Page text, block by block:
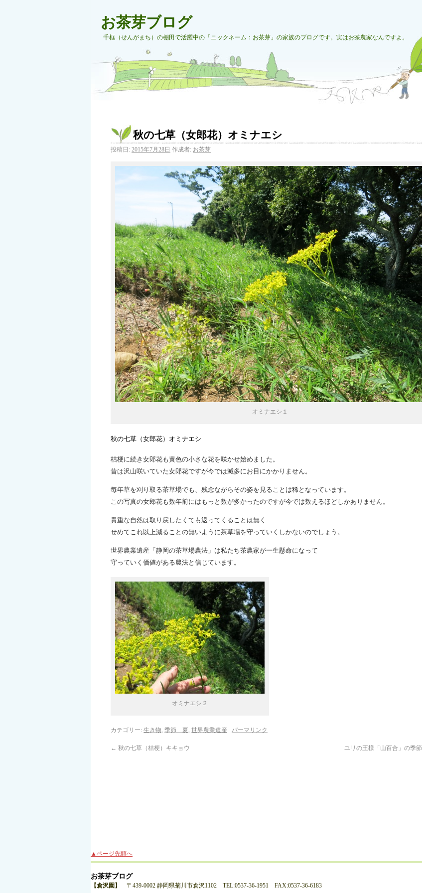
お茶芽ブログ
千框（せんがまち）の棚田で活躍中の「ニックネーム：お茶芽」の家族のブログです。実はお茶農家なんですよ。
秋の七草（女郎花）オミナエシ
投稿日: 2015年7月28日 作成者: お茶芽
オミナエシ１
秋の七草（女郎花）オミナエシ
桔梗に続き女郎花も黄色の小さな花を咲かせ始めました。
昔は沢山咲いていた女郎花ですが今では滅多にお目にかかりません。
毎年草を刈り取る茶草場でも、残念ながらその姿を見ることは稀となっています。
この写真の女郎花も数年前にはもっと数が多かったのですが今では数えるほどしかありません。
貴重な自然は取り戻したくても返ってくることは無く
せめてこれ以上減ることの無いように茶草場を守っていくしかないのでしょう。
世界農業遺産「静岡の茶草場農法」は私たち茶農家が一生懸命になって
守っていく価値がある農法と信じています。
オミナエシ２
カテゴリー: 生き物, 季節 夏, 世界農業遺産 パーマリンク
← 秋の七草（桔梗）キキョウ ユリの王様「山百合」の季節
▲ページ先頭へ
お茶芽ブログ
【倉沢園】 〒439-0002 静岡県菊川市倉沢1102 TEL:0537-36-1951 FAX:0537-36-6183